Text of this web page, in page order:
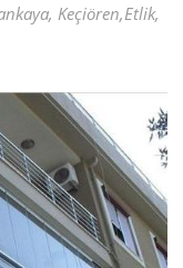
Keçiören,Etlik,